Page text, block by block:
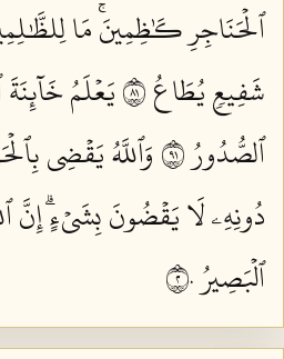
ٱلۡحَنَاجِرِ كَٰظِمِينَۚ مَا
شَفِيعٖ يُطَاعُ ١٨
يَعۡلَمُ
ٱلصُّدُورُ ١٩
وَٱللَّهُ يَقۡضِي
دُونِهِۦ لَا يَقۡضُونَ بِشَيۡءٍۗ إِنَّ
ٱلۡبَصِيرُ ٢٠